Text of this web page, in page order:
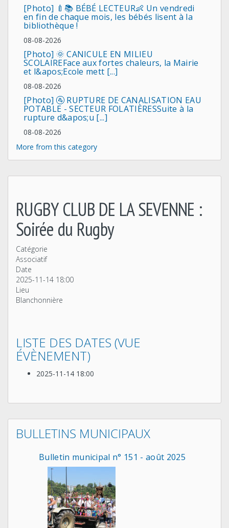
[Photo] 🍼📚 BÉBÉ LECTEUR👶 Un vendredi
en fin de chaque mois, les bébés lisent à la
bibliothèque !
08-08-2026
[Photo] 🌞 CANICULE EN MILIEU
SCOLAIREFace aux fortes chaleurs, la Mairie
et l&apos;Ecole mett [...]
08-08-2026
[Photo] 🚰 RUPTURE DE CANALISATION EAU
POTABLE - SECTEUR FOLATIÈRESSuite à la
rupture d&apos;u [...]
08-08-2026
More from this category
RUGBY CLUB DE LA SEVENNE :
Soirée du Rugby
Catégorie
Associatif
Date
2025-11-14 18:00
Lieu
Blanchonnière
LISTE DES DATES (VUE
ÉVÈNEMENT)
2025-11-14 18:00
BULLETINS MUNICIPAUX
Bulletin municipal n° 151 - août 2025